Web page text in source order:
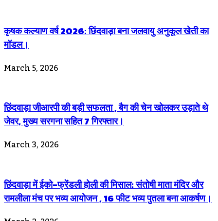
कृषक कल्याण वर्ष 2026: छिंदवाड़ा बना जलवायु अनुकूल खेती का
मॉडल।
March 5, 2026
छिंदवाड़ा जीआरपी की बड़ी सफलता , बैग की चेन खोलकर उड़ाते थे
जेवर, मुख्य सरगना सहित 7 गिरफ्तार।
March 3, 2026
छिंदवाड़ा में ईको-फ्रेंडली होली की मिसाल: संतोषी माता मंदिर और
रामलीला मंच पर भव्य आयोजन , 16 फीट भव्य पुतला बना आकर्षण।